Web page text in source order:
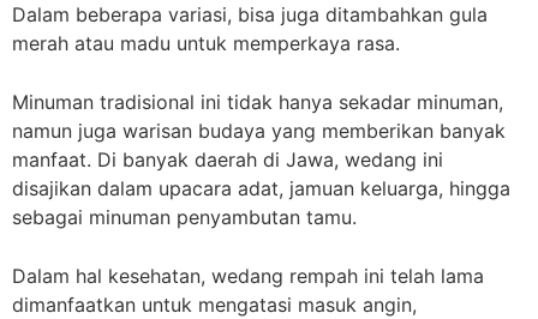
Dalam beberapa variasi, bisa juga ditambahkan gula
merah atau madu untuk memperkaya rasa.
Minuman tradisional ini tidak hanya sekadar minuman,
namun juga warisan budaya yang memberikan banyak
manfaat. Di banyak daerah di Jawa, wedang ini
disajikan dalam upacara adat, jamuan keluarga, hingga
sebagai minuman penyambutan tamu.
Dalam hal kesehatan, wedang rempah ini telah lama
dimanfaatkan untuk mengatasi masuk angin,